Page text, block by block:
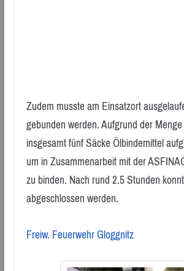
Zudem musste am Einsatzort
gebunden werden. Aufgrund der
insgesamt fünf Säcke Ölbindemittel
um in Zusammenarbeit mit der
zu binden. Nach rund 2.5 Stunden
abgeschlossen werden.
Freiw. Feuerwehr Gloggnitz